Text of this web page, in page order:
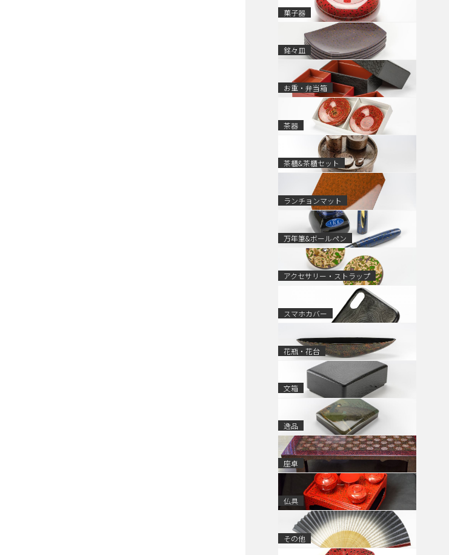
菓子器
銘々皿
お重・弁当箱
茶器
茶櫃&茶櫃セット
ランチョンマット
万年筆&ボールペン
アクセサリー・ストラップ
スマホカバー
花瓶・花台
文箱
逸品
座卓
仏具
その他